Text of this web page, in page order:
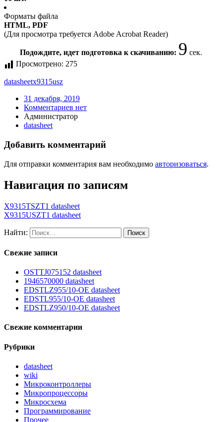
Форматы файла
HTML, PDF
(Для просмотра требуется Adobe Acrobat Reader)
Подождите, идет подготовка к скачиванию: 9 сек.
Просмотрено: 275
datasheetx9315usz
31 декабря, 2019
Комментариев нет
Администратор
datasheet
Добавить комментарий
Для отправки комментария вам необходимо авторизоваться.
Навигация по записям
X9315TSZT1 datasheet
X9315USZT1 datasheet
Найти:
Свежие записи
OSTTJ075152 datasheet
1946570000 datasheet
EDSTLZ955/10-OE datasheet
EDSTL955/10-OE datasheet
EDSTLZ950/10-OE datasheet
Свежие комментарии
Рубрики
datasheet
wiki
Микроконтроллеры
Микропроцессоры
Микросхема
Программирование
Прочее